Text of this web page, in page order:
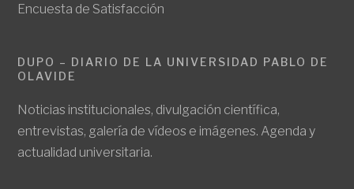
Encuesta de Satisfacción
DUPO – DIARIO DE LA UNIVERSIDAD PABLO DE
OLAVIDE
Noticias institucionales, divulgación científica,
entrevistas, galería de vídeos e imágenes. Agenda y
actualidad universitaria.